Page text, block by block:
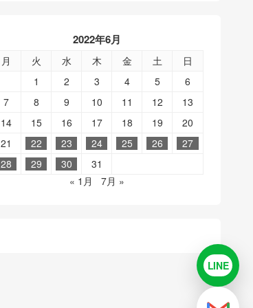
2022年6月
月 火 水 木 金 土
日
1
2 3 4 5
6
7
8 9 10 11 12
13
14
15 16 17 18 19
20
21
22 23 24 25 26
27
28
29 30
31
« 1月
7月 »
LINELINEで